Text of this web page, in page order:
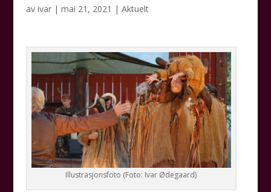
av ivar| mai 21, 2021 | Aktuelt
Illustrasjonsfoto (Foto: Ivar Ødegaard)